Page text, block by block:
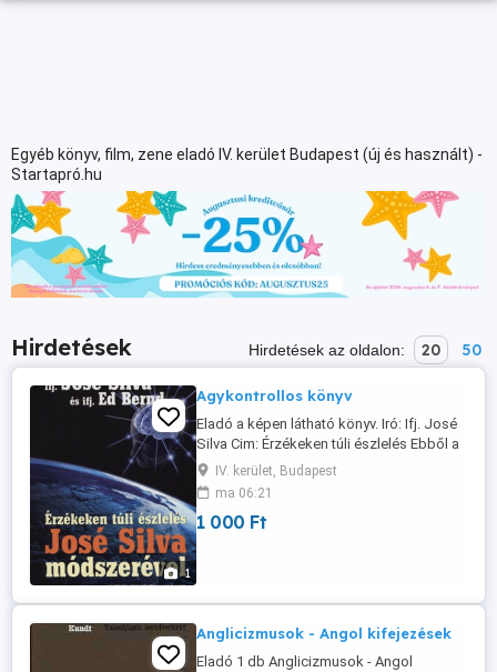
Egyéb könyv, film, zene eladó IV. kerület Budapest (új és használt) -
Startapró.hu
Hirdetések Hirdetések az oldalon: 20 50
1
Agykontrollos könyv
Eladó a képen látható könyv. Iró: Ifj. José
Silva Cim: Érzékeken túli észlelés Ebből a
könyvből nagyon egyszerüen meg lehet
tanulni, az agykontrollt, és azt is, hogy
mire is lehet ezt felhasználni a mindennapi
életben. A könyv csak Újpesten
IV. kerület, Budapest
ma 06:21
1 000 Ft
Anglicizmusok - Angol kifejezések
Eladó 1 db Anglicizmusok - Angol